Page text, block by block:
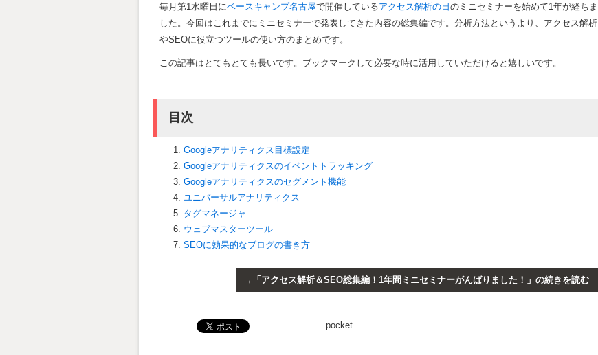
毎月第1水曜日にベースキャンプ名古屋で開催しているアクセス解析の日 のミニセミナーを始めて1年が経ちま
した。今回はこれまでにミニセミナーで発表してきた内容の総集編です。分析方法というより、アクセス解析
やSEOに役立つツールの使い方のまとめです。
この記事はとてもとても長いです。ブックマークして必要な時に活用していただけると嬉しいです。
目次
Googleアナリティクス目標設定
Googleアナリティクスのイベントトラッキング
Googleアナリティクスのセグメント機能
ユニバーサルアナリティクス
タグマネージャ
ウェブマスターツール
SEOに効果的なブログの書き方
「アクセス解析＆SEO総集編！1年間ミニセミナーがんばりました！」の続きを読む
pocket